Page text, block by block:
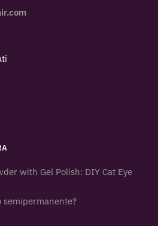
with Gel Polish: DIY Cat Eye
semipermanente?